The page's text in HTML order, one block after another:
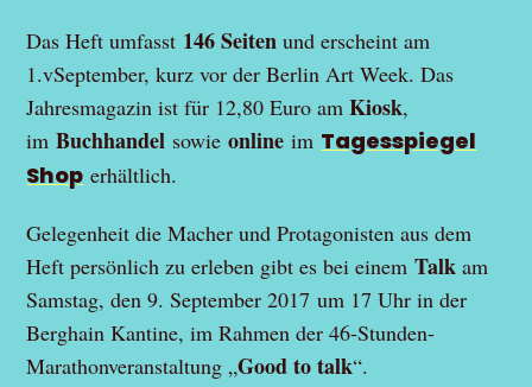
Das Heft umfasst 146 Seiten und erscheint am
1.vSeptember, kurz vor der Berlin Art Week. Das
Jahresmagazin ist für 12,80 Euro amKiosk,
imBuchhandel sowieonline im Tagesspiegel
Shop erhältlich.
Gelegenheit die Macher und Protagonisten aus dem
Heft persönlich zu erleben gibt es bei einemTalk am
Samstag, den 9. September 2017 um 17 Uhr in der
Berghain Kantine, im Rahmen der 46-Stunden-
Marathonveranstaltung „Good to talk“.